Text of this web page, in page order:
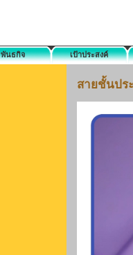
พันธกิจ เป้าประสงค์
สายชั้นปร